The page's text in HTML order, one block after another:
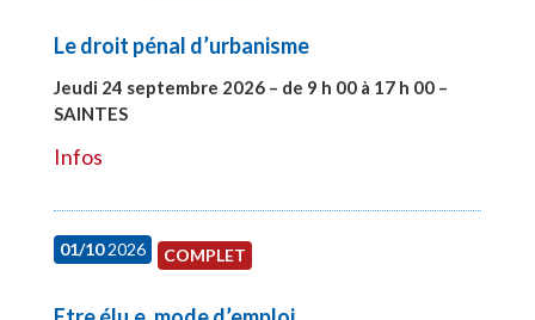
Le droit pénal d’urbanisme
Jeudi 24 septembre 2026 – de 9 h 00 à 17 h 00 –
SAINTES
Infos
01/102026 COMPLET